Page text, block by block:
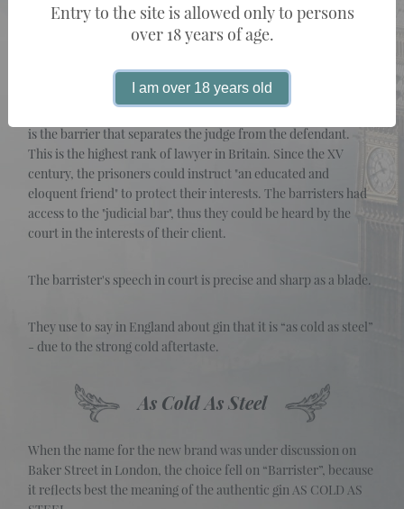
is the barrier that separates the judge from the defendant.
This is the highest rank of lawyer in Britain. Since the XV
century, the prisoners could instruct "an educated and
eloquent friend" to protect their interests. The barristers had
access to the "judicial bar", thus they could be heard by the
court in the interests of their client.
The barrister's speech in court is precise and sharp as a blade.
They use to say in England about gin that it is “as cold as steel”
- due to the strong cold aftertaste.
As Cold As Steel
When the name for the new brand was under discussion on
Baker Street in London, the choice fell on “Barrister”, because
it reflects best the meaning of the authentic gin AS COLD AS
Entry to the site is allowed only to persons
over 18 years of age.
I am over 18 years old